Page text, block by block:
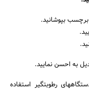
برچسب بپوشانید.
به احسن نمایید.
رطوبتگیر استفاده